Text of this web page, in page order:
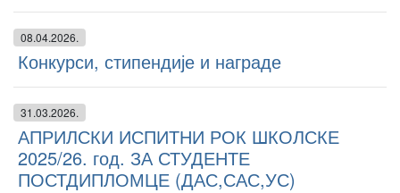
08.04.2026.
Конкурси, стипендије и награде
31.03.2026.
АПРИЛСКИ ИСПИТНИ РОК ШКОЛСКЕ
2025/26. год. ЗА СТУДЕНТЕ
ПОСТДИПЛОМЦЕ (ДАС,САС,УС)